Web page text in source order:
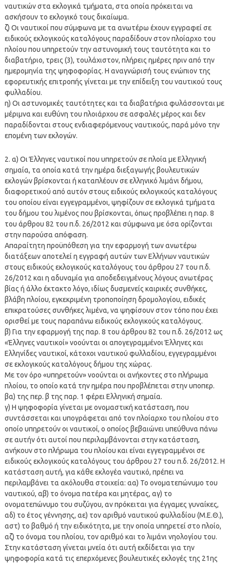
ναυτικών στα εκλογικά τμήματα, στα οποία πρόκειται να
ασκήσουν το εκλογικό τους δικαίωμα.
ζ) Οι ναυτικοί που σύμφωνα με τα ανωτέρω έχουν εγγραφεί σε
ειδικούς εκλογικούς καταλόγους παραδίδουν στον πλοίαρχο του
πλοίου που υπηρετούν την αστυνομική τους ταυτότητα και το
διαβατήριο, τρεις (3), τουλάχιστον, πλήρεις ημέρες πριν από την
ημερομηνία της ψηφοφορίας. Η αναγνώρισή τους ενώπιον της
εφορευτικής επιτροπής γίνεται με την επίδειξη του ναυτικού τους
φυλλαδίου.
η) Οι αστυνομικές ταυτότητες και τα διαβατήρια φυλάσσονται με
μέριμνα και ευθύνη του πλοιάρχου σε ασφαλές μέρος και δεν
παραδίδονται στους ενδιαφερόμενους ναυτικούς, παρά μόνο την
επομένη των εκλογών.
2. α) Οι Έλληνες ναυτικοί που υπηρετούν σε πλοία με Ελληνική
σημαία, τα οποία κατά την ημέρα διεξαγωγής βουλευτικών
εκλογών βρίσκονται ή καταπλέουν σε ελληνικό λιμάνι δήμου,
διαφορετικού από αυτόν στους ειδικούς εκλογικούς καταλόγους
του οποίου είναι εγγεγραμμένοι, ψηφίζουν σε εκλογικά τμήματα
του δήμου του λιμένος που βρίσκονται, όπως προβλέπει η παρ. 8
του άρθρου 82 του π.δ. 26/2012 και σύμφωνα με όσα ορίζονται
στην παρούσα απόφαση.
Απαραίτητη προϋπόθεση για την εφαρμογή των ανωτέρω
διατάξεων αποτελεί η εγγραφή αυτών των Ελλήνων ναυτικών
στους ειδικούς εκλογικούς καταλόγους του άρθρου 27 του π.δ.
26/2012 και η αδυναμία για αποδεδειγμένους λόγους ανωτέρας
βίας ή άλλο έκτακτο λόγο, ιδίως δυσμενείς καιρικές συνθήκες,
βλάβη πλοίου, εγκεκριμένη τροποποίηση δρομολογίου, ειδικές
επικρατούσες συνθήκες λιμένα, να ψηφίσουν στον τόπο που έχει
ορισθεί με τους παραπάνω ειδικούς εκλογικούς καταλόγους.
β) Για την εφαρμογή της παρ. 8 του άρθρου 82 του π.δ. 26/2012 ως
«Έλληνες ναυτικοί» νοούνται οι απογεγραμμένοι Έλληνες και
Ελληνίδες ναυτικοί, κάτοχοι ναυτικού φυλλαδίου, εγγεγραμμένοι
σε εκλογικούς καταλόγους δήμου της χώρας.
Με τον όρο «υπηρετούν» νοούνται οι ανήκοντες στο πλήρωμα
πλοίου, το οποίο κατά την ημέρα που προβλέπεται στην υποπερ.
βα) της περ. β της παρ. 1 φέρει Ελληνική σημαία.
γ) Η ψηφοφορία γίνεται με ονομαστική κατάσταση, που
συντάσσεται και υπογράφεται από τον πλοίαρχο του πλοίου στο
οποίο υπηρετούν οι ναυτικοί, ο οποίος βεβαιώνει υπεύθυνα πάνω
σε αυτήν ότι αυτοί που περιλαμβάνονται στην κατάσταση,
ανήκουν στο πλήρωμα του πλοίου και είναι εγγεγραμμένοι σε
ειδικούς εκλογικούς καταλόγους του άρθρου 27 του π.δ. 26/2012. Η
κατάσταση αυτή, για κάθε εκλογέα ναυτικό, πρέπει να
περιλαμβάνει τα ακόλουθα στοιχεία: αα) Το ονοματεπώνυμο του
ναυτικού, αβ) το όνομα πατέρα και μητέρας, αγ) το
ονοματεπώνυμο του συζύγου, αν πρόκειται για έγγαμες γυναίκες,
αδ) το έτος γέννησης, αε) τον αριθμό ναυτικού φυλλαδίου (Μ.Ε.Θ.),
αστ) το βαθμό ή την ειδικότητα, με την οποία υπηρετεί στο πλοίο,
αζ) το όνομα του πλοίου, τον αριθμό και το λιμάνι νηολογίου του.
Στην κατάσταση γίνεται μνεία ότι αυτή εκδίδεται για την
ψηφοφορία κατά τις επερχόμενες βουλευτικές εκλογές της 21ης